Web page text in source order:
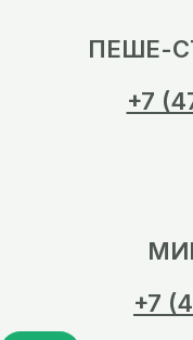
ПЕШЕ-
+7
+7